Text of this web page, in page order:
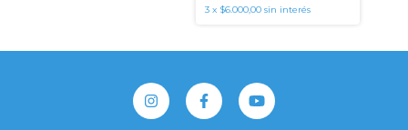
3 x $6.000,00 sin interés